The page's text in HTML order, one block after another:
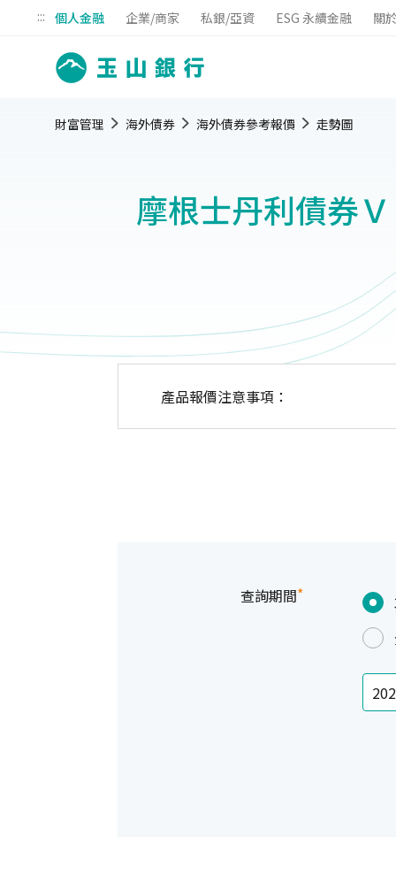
::: 個人金融 企業/商家 私銀/亞資 ESG 永續金融 關
摩根士丹利債券Ｖ
產品報價注意事項：
查詢期間*
財富管理 海外債券 海外債券參考報價 走勢圖